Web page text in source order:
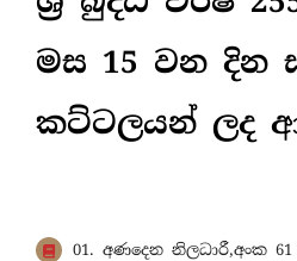
මස 15 වන දින
කට්ටලයන් ලද
01. අණදෙන නිලධාරී,අංක